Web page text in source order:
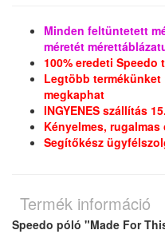
Minden feltüntetett
méretét
100% eredeti Speedo
Legtöbb
megkaphat
INGYENES szállítás
Kényelmes,
Segítőkész
Termék információ
Speedo póló "Made For